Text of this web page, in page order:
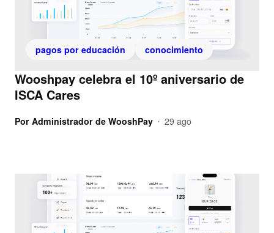
pagos por educación conocimiento
Wooshpay celebra el 10º aniversario de
ISCA Cares
Por Administrador de WooshPay • 29 ago